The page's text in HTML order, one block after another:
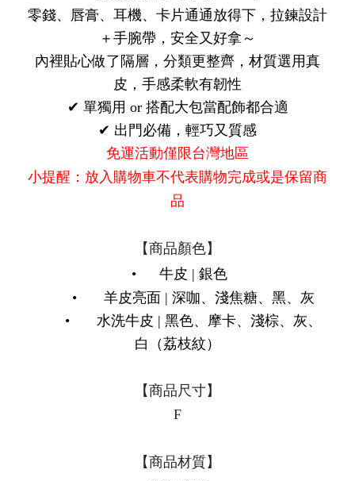
零錢、唇膏、耳機、卡片通通放得下， 拉鍊設計
＋手腕帶，安全又好拿～
內裡貼心做了隔層，分類更整齊， 材質選用真
皮，手感柔軟有韌性
✔ 單獨用 or 搭配大包當配飾都合適
✔ 出門必備，輕巧又質感
免運活動僅限台灣地區
小提醒：放入購物車不代表購物完成或是保留商
品
【商品顏色】
•
牛皮 | 銀色
•
羊皮亮面 | 深咖、淺焦糖、黑、灰
•
水洗牛皮 | 黑色、摩卡、淺棕、灰、
白（荔枝紋）
【商品尺寸】
F
【商品材質】